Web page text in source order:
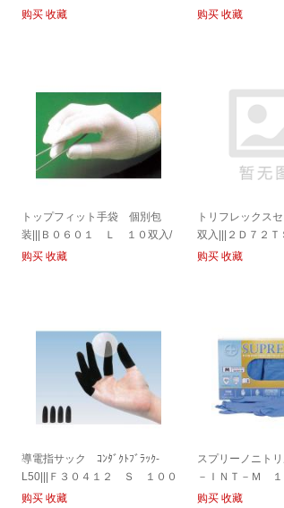
入/100件EV-2050-L |乳胶手套演
购买 收藏
０入/握钻石加手
购买 收藏
トップフィット手袋 個別包
装|||Ｂ０６０１ Ｌ １０双入/
个别顶合适的手套包裹| | | L 10
购买 收藏
トリフレックス
双入|||２Ｄ７２
三柔性选择50双输
购买 收藏
導電指サック ｺﾝﾀﾞｸﾄﾌﾞﾗｯｸ-
L50|||Ｆ３０４１２ Ｓ １００
０入/进行黑色导电指套-L50 | | |
购买 收藏
スプリーノニト
－ＩＮＴ－Ｍ １
购买 收藏